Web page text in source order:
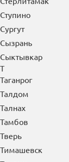
Ступино
Сургут
Сызрань
Сыктывкар
Т
Таганрог
Талдом
Талнах
Тамбов
Тверь
Тимашевск